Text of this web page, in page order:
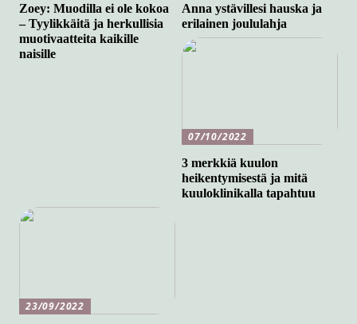
Zoey: Muodilla ei ole kokoa
– Tyylikkäitä ja herkullisia
muotivaatteita kaikille
naisille
Anna ystävillesi hauska ja
erilainen joululahja
07/10/2022
3 merkkiä kuulon
heikentymisestä ja mitä
kuuloklinikalla tapahtuu
23/09/2022